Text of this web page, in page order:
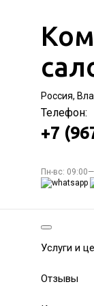
Россия,
Телефон:
+7
Пн-вс:
Услуги и
Отзывы